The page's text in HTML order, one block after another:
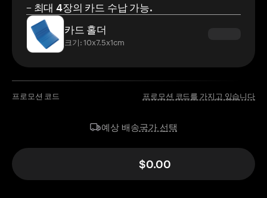
– 최대 4장의 카드 수납 가능.
카드 홀더
크기: 10x7.5x1cm
프로모션 코드 프로모션 코드를 가지고 있습니다
예상 배송국가 선택
$0.00